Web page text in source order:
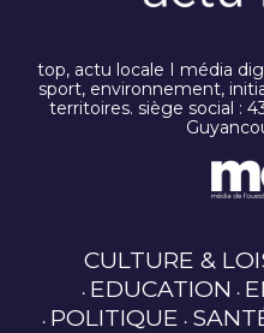
top, actu locale I média
sport, environnement,
territoires. siège social :
CULTURE &
EDUCATION
POLITIQUE